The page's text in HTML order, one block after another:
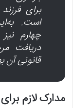
برای
است.
چهارم
دریافت
قانونی آن
مدارک لازم